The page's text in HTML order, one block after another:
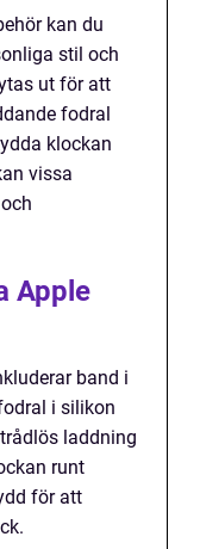
kan du
stil och
ut för att
fodral
klockan
vissa
Apple
band i
i silikon
laddning
runt
för att